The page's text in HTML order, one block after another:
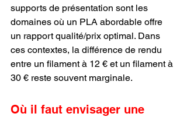
supports de présentation sont les
domaines où un PLA abordable offre
un rapport qualité/prix optimal. Dans
ces contextes, la différence de rendu
entre un filament à 12 € et un filament à
30 € reste souvent marginale.
Où il faut envisager une